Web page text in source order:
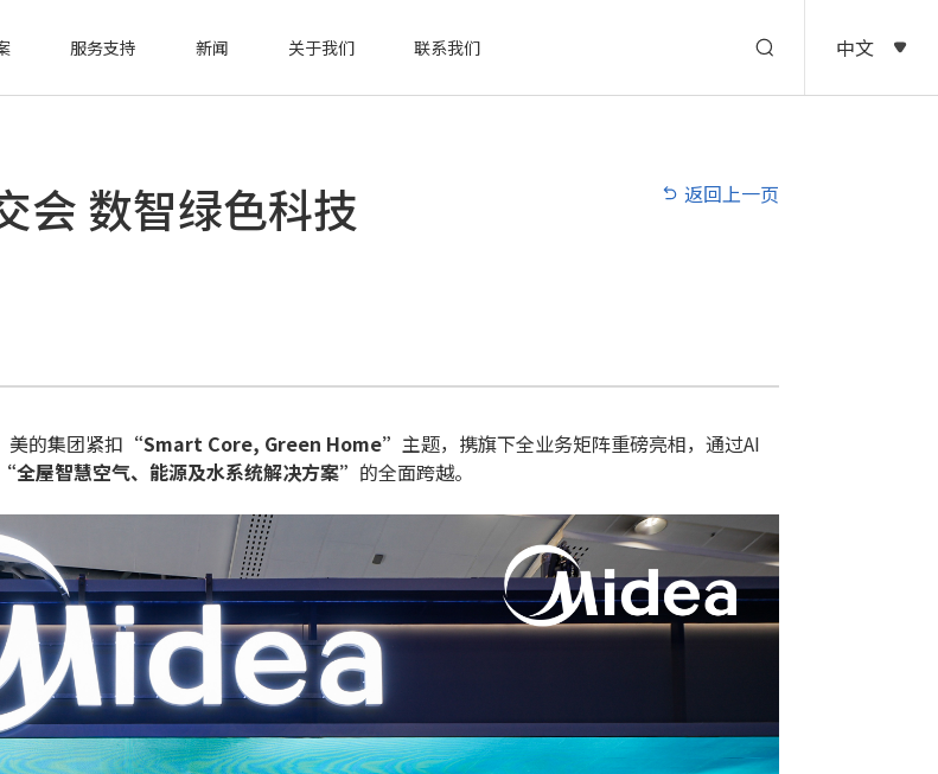
服务支持 新闻 关于我们 联系我们 中文
会 数智绿色科技
返回上一页
美的集团紧扣 “Smart Core, Green Home”主题，携旗下全业务矩阵重磅亮相，通过AI
“全屋智慧空气、能源及水系统解决方案” 的全面跨越。